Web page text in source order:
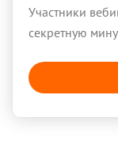
Участники
секретную